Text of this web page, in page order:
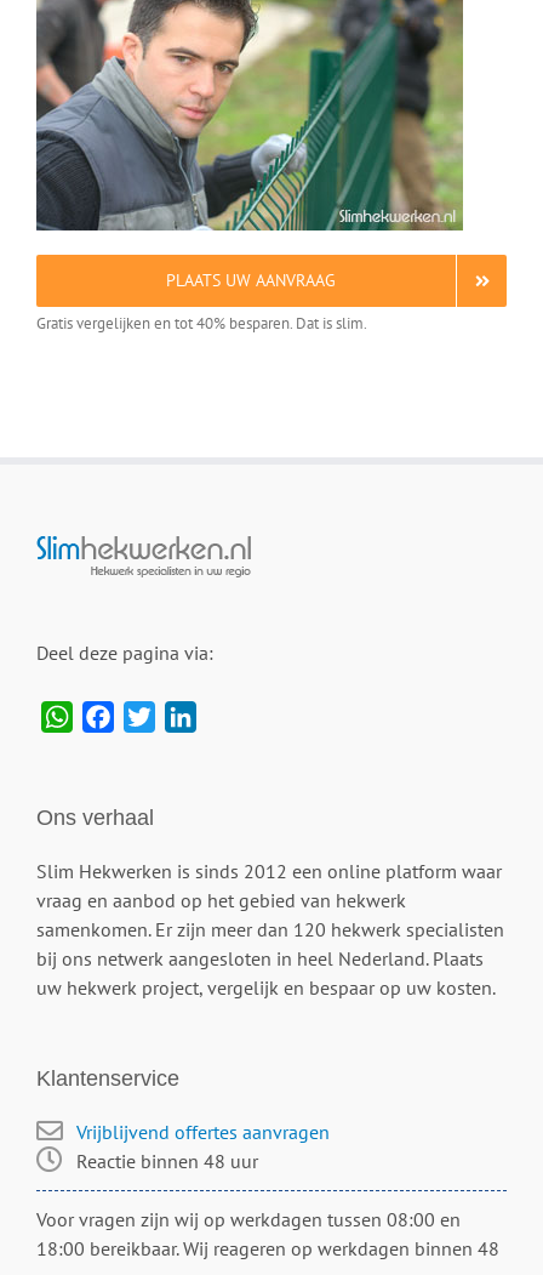
PLAATS UW AANVRAAG
Gratis vergelijken en tot 40% besparen. Dat is slim.
Deel deze pagina via:
WhatsAppFacebook
Twitter
Ons verhaal
Slim Hekwerken is sinds 2012 een online platform waar
vraag en aanbod op het gebied van hekwerk
samenkomen. Er zijn meer dan 120 hekwerk specialisten
bij ons netwerk aangesloten in heel Nederland. Plaats
uw hekwerk project, vergelijk en bespaar op uw kosten.
Klantenservice
Vrijblijvend offertes aanvragen
Reactie binnen 48 uur
Voor vragen zijn wij op werkdagen tussen 08:00 en
18:00 bereikbaar. Wij reageren op werkdagen binnen 48